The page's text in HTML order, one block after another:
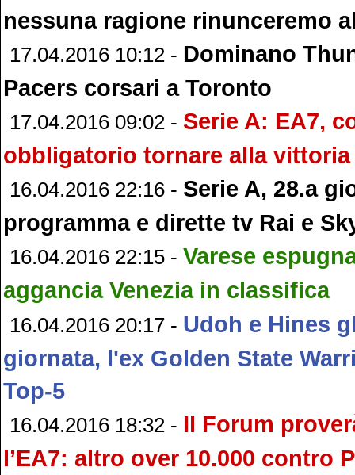
nessuna ragione rinunceremo
17.04.2016 10:12 - Dominano
Pacers corsari a Toronto
17.04.2016 09:02 - Serie A: EA7,
obbligatorio tornare alla vittoria
16.04.2016 22:16 - Serie A, 28.a
programma e dirette tv Rai e
16.04.2016 22:15 - Varese
aggancia Venezia in classifica
16.04.2016 20:17 - Udoh e Hines
giornata, l'ex Golden State
Top-5
16.04.2016 18:32 - Il Forum
l’EA7: altro over 10.000 contro